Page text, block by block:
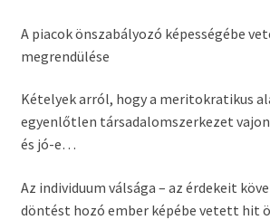
A piacok önszabályozó képességébe
megrendülése
Kételyek arról, hogy a meritokratikus
egyenlőtlen társadalomszerkezet
és jó-e…
Az individuum válsága – az érdekeit
döntést hozó ember képébe vetett hit